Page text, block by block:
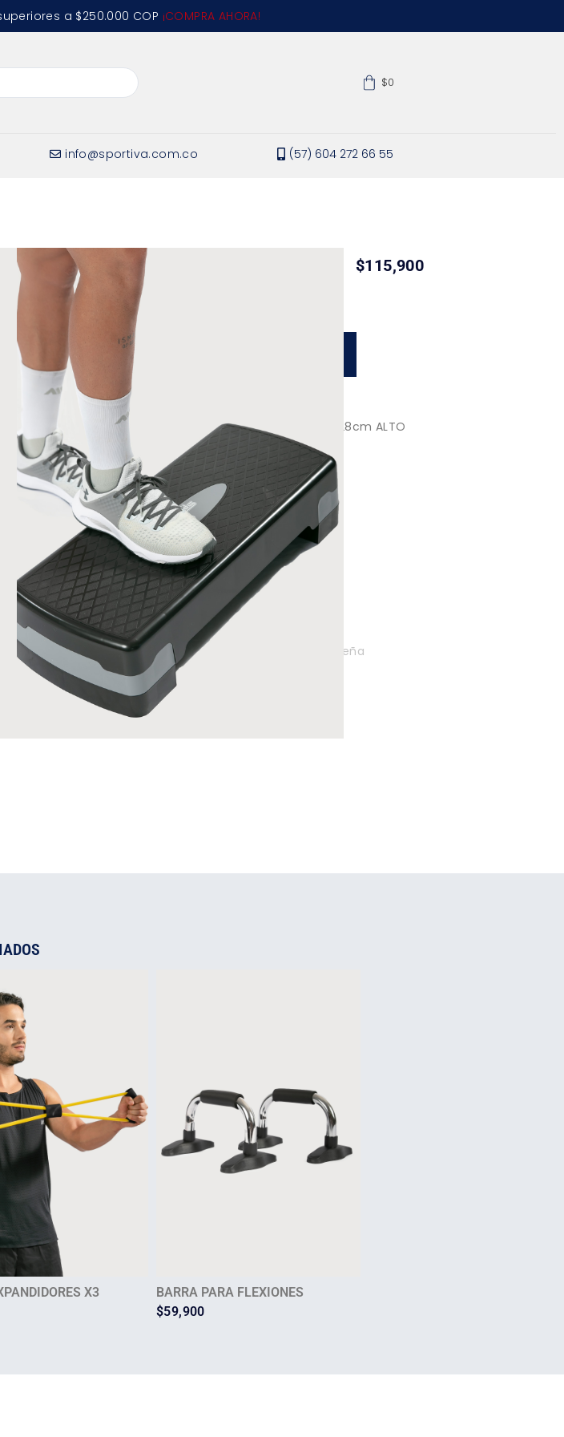
a $250.000 COP ¡COMPRA AHORA!
$0
info@sportiva.com.co (57) 604 272 66 55
STEP $115,900
Hay existencias
Step para realizar aerobicos. LARGO 67cm ANCHO 28cm ALTO
10-15cm. El alto puede ajustarse
Material
Plastico
Pais de origen: Colombia | Fabricante: Sportiva SAS |
Registro SIC: 890922902
No Hay Reseñas Aún Escribe Una Reseña
X3
BARRA PARA FLEXIONES
$59,900